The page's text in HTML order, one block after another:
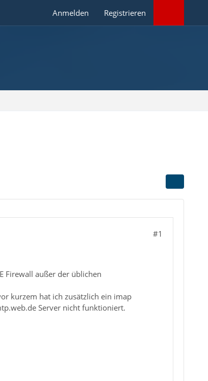
Anmelden Registrieren
#1
Firewall außer der üblichen
kurzem hat ich zusätzlich ein imap
Server nicht funktioniert.